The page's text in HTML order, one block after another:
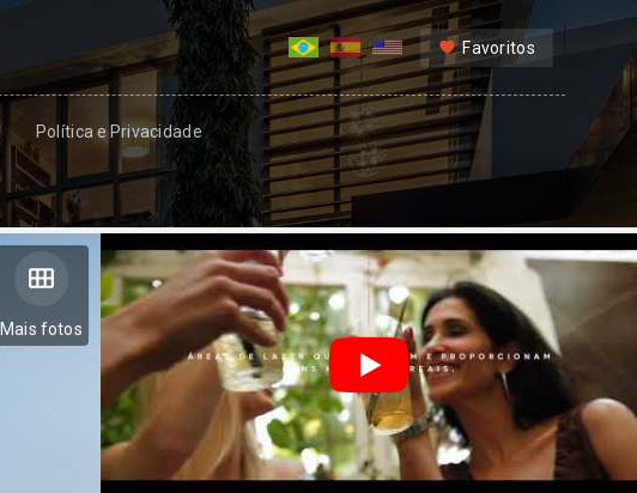
Favoritos
Política e Privacidade
Mais fotos